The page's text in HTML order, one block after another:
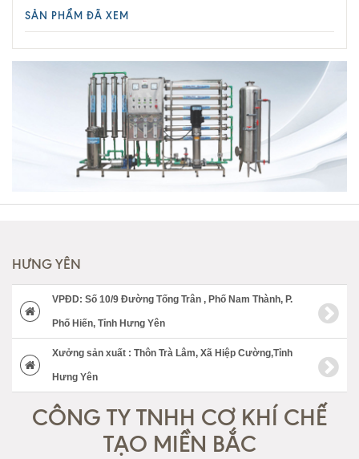
SẢN PHẨM ĐÃ XEM
HƯNG YÊN
VPĐD: Số 10/9 Đường Tống Trân , Phố Nam Thành, P.
Phố Hiến, Tỉnh Hưng Yên
Xưởng sản xuất : Thôn Trà Lâm, Xã Hiệp Cường,Tỉnh
Hưng Yên
CÔNG TY TNHH CƠ KHÍ CHẾ
TẠO MIỀN BẮC